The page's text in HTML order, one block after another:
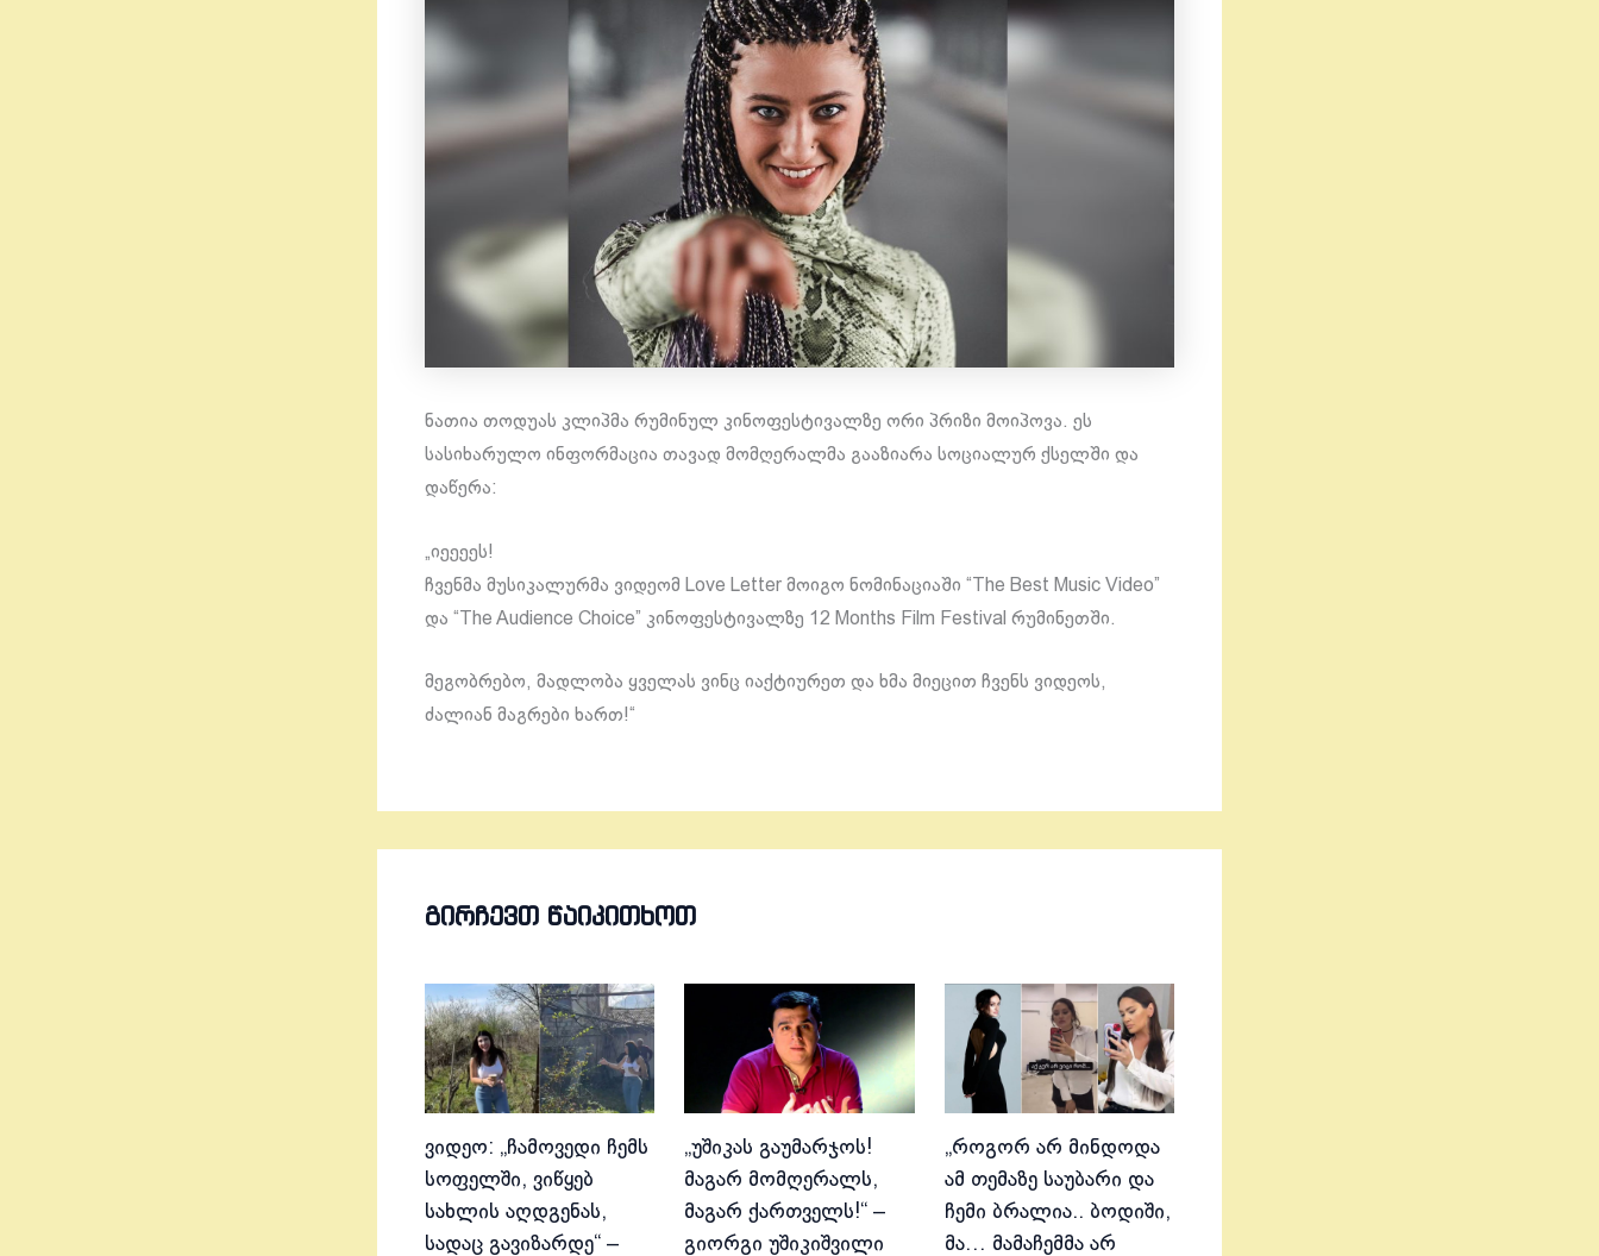
ნათია თოდუას კლიპმა რუმინულ კინოფესტივალზე ორი პრიზი მოიპოვა. ეს
სასიხარულო ინფორმაცია თავად მომღერალმა გააზიარა სოციალურ ქსელში და
დაწერა:
„იეეეეს!
ჩვენმა მუსიკალურმა ვიდეომ Love Letter მოიგო ნომინაციაში “The Best Music Video”
და “The Audience Choice” კინოფესტივალზე 12 Months Film Festival რუმინეთში.
მეგობრებო, მადლობა ყველას ვინც იაქტიურეთ და ხმა მიეცით ჩვენს ვიდეოს,
ძალიან მაგრები ხართ!“
ᲒᲘᲠᲩᲔᲕᲗ ᲬᲐᲘᲙᲘᲗᲮᲝᲗ
ვიდეო: „ჩამოვედი ჩემს
სოფელში, ვიწყებ
სახლის აღდგენას,
სადაც გავიზარდე“ –
„უშიკას გაუმარჯოს!
მაგარ მომღერალს,
მაგარ ქართველს!“ –
გიორგი უშიკიშვილი
„როგორ არ მინდოდა
ამ თემაზე საუბარი და
ჩემი ბრალია.. ბოდიში,
მა… მამაჩემმა არ